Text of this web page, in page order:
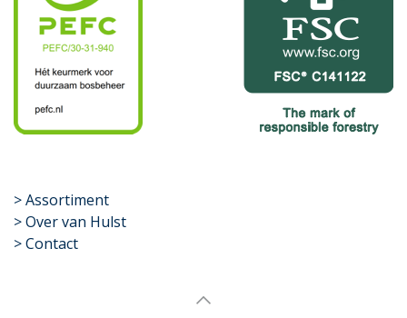
​>Assortiment
> Over van Hulst
> Contact